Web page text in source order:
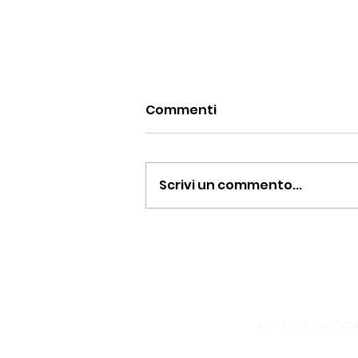
Commenti
Scrivi un commento...